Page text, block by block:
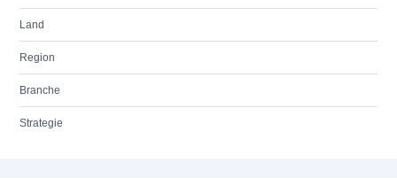
Land
Region
Branche
Strategie